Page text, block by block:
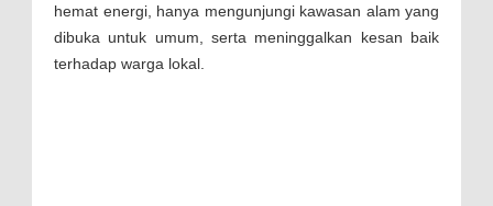
hemat energi, hanya mengunjungi kawasan alam yang
dibuka untuk umum, serta meninggalkan kesan baik
terhadap warga lokal.